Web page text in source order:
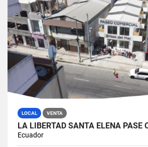
LOCAL VENTA
Ecuador